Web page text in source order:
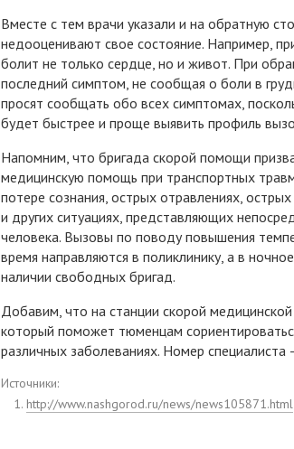
Вместе с тем врачи указали и на обратную
недооценивают свое состояние. Например,
болит не только сердце, но и живот. При
последний симптом, не сообщая о боли в
просят сообщать обо всех симптомах,
будет быстрее и проще выявить профиль
Напомним, что бригада скорой помощи
медицинскую помощь при транспортных
потере сознания, острых отравлениях,
и других ситуациях, представляющих
человека. Вызовы по поводу повышения
время направляются в поликлинику, а в
наличии свободных бригад.
Добавим, что на станции скорой
который поможет тюменцам
различных заболеваниях. Номер
Источники:
http://www.nashgorod.ru/news/news105871.html